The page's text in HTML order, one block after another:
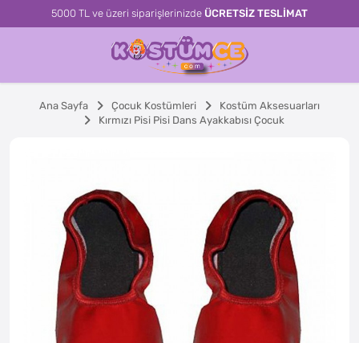
5000 TL ve üzeri siparişlerinizde ÜCRETSİZ TESLİMAT
Ana Sayfa Çocuk Kostümleri
Kostüm Aksesuarları
Kırmızı Pisi Pisi Dans Ayakkabısı Çocuk